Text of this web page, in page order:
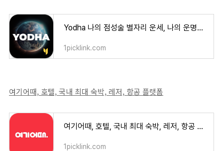
Yodha 나의 점성술 별자리 운세, 나의 운명을 알아보세요
1picklink.com
여기어때, 호텔, 국내 최대 숙박, 레저, 항공 플랫폼
여기어때, 호텔, 국내 최대 숙박, 레저, 항공 플랫폼
1picklink.com